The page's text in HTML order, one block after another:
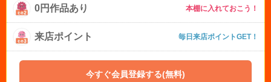
0円作品あり 本棚に入れておこう！
来店ポイント 毎日来店ポイントGET！
今すぐ会員登録する(無料)